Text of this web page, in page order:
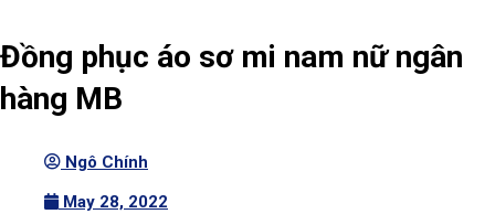
Đồng phục áo sơ mi nam nữ ngân
hàng MB
Ngô Chính
May 28, 2022